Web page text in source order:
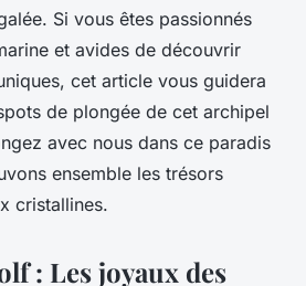
Si vous êtes passionnés
et avides de découvrir
cet article vous guidera
de plongée de cet archipel
avec nous dans ce paradis
ensemble les trésors
cristallines.
: Les joyaux des